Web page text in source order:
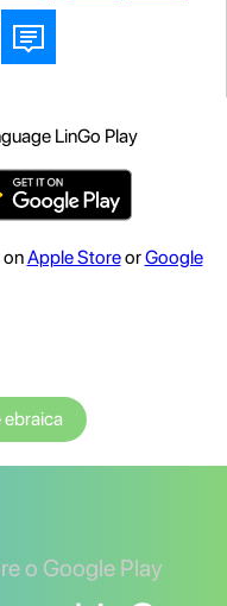
LinGo Play
onApple StoreorGoogle
ebraica
o Google Play